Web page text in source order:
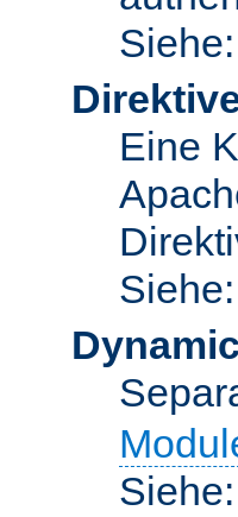
Siehe:
Eine
Siehe:
Siehe: